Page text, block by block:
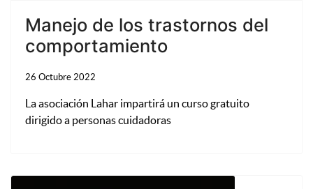
Manejo de los trastornos del
comportamiento
26 Octubre 2022
La asociación Lahar impartirá un curso gratuito
dirigido a personas cuidadoras